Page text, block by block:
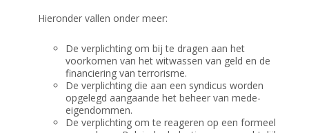
Hieronder vallen onder meer:
De verplichting om bij te dragen aan het
voorkomen van het witwassen van geld en de
financiering van terrorisme.
De verplichting die aan een syndicus worden
opgelegd aangaande het beheer van mede-
eigendommen.
De verplichting om te reageren op een formeel